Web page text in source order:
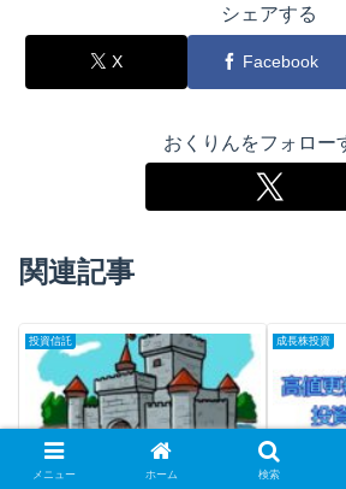
シェアする
X Facebook
おくりんをフォロー
関連記事
投資信託 成長株投資
メニュー ホーム 検索